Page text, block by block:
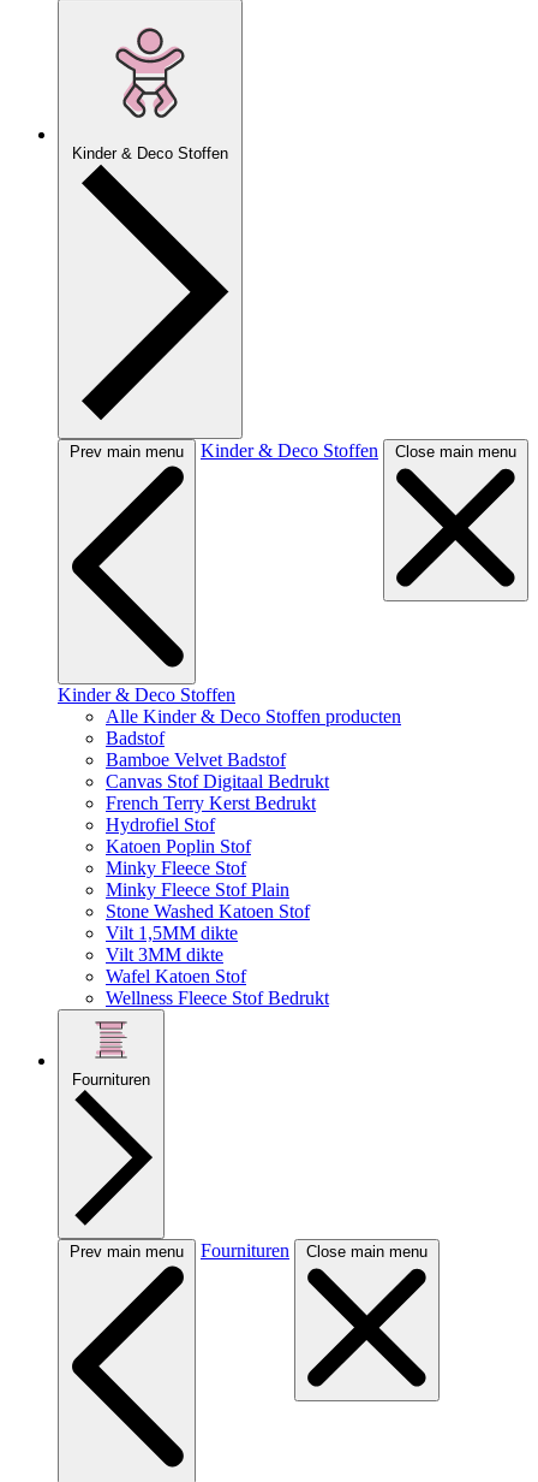
Kinder & Deco Stoffen
Prev main menu Kinder & Deco Stoffen Close main menu
Kinder & Deco Stoffen
Alle Kinder & Deco Stoffen producten
Badstof
Bamboe Velvet Badstof
Canvas Stof Digitaal Bedrukt
French Terry Kerst Bedrukt
Hydrofiel Stof
Katoen Poplin Stof
Minky Fleece Stof
Minky Fleece Stof Plain
Stone Washed Katoen Stof
Vilt 1,5MM dikte
Vilt 3MM dikte
Wafel Katoen Stof
Wellness Fleece Stof Bedrukt
Fournituren
Prev main menu Fournituren Close main menu